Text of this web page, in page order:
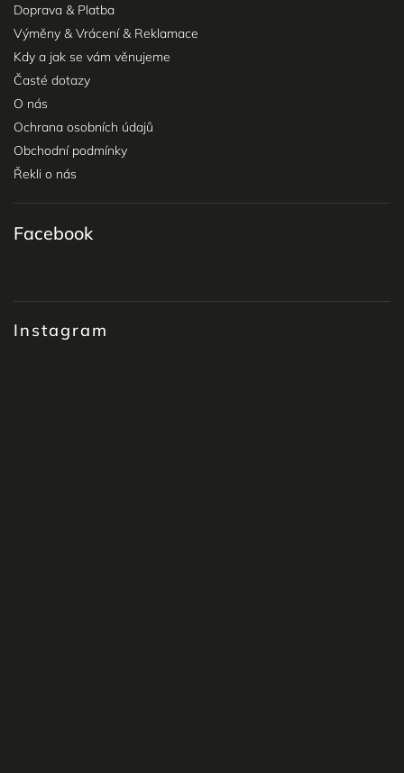
Doprava & Platba
Výměny & Vrácení & Reklamace
Kdy a jak se vám věnujeme
Časté dotazy
O nás
Ochrana osobních údajů
Obchodní podmínky
Řekli o nás
Instagram
Facebook